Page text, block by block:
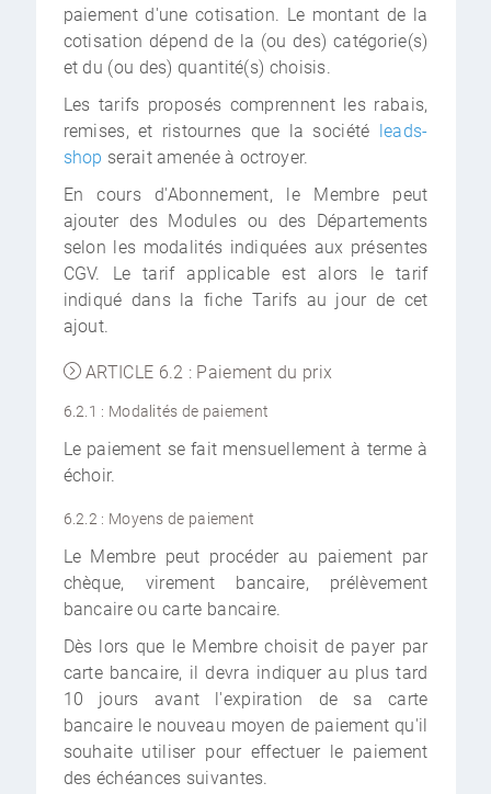
paiement d'une cotisation. Le montant de la
cotisation dépend de la (ou des) catégorie(s)
et du (ou des) quantité(s) choisis.
Les tarifs proposés comprennent les rabais,
remises, et ristournes que la société leads-
shop serait amenée à octroyer.
En cours d'Abonnement, le Membre peut
ajouter des Modules ou des Départements
selon les modalités indiquées aux présentes
CGV. Le tarif applicable est alors le tarif
indiqué dans la fiche Tarifs au jour de cet
ajout.
ARTICLE 6.2 : Paiement du prix
6.2.1 : Modalités de paiement
Le paiement se fait mensuellement à terme à
échoir.
6.2.2 : Moyens de paiement
Le Membre peut procéder au paiement par
chèque, virement bancaire, prélèvement
bancaire ou carte bancaire.
Dès lors que le Membre choisit de payer par
carte bancaire, il devra indiquer au plus tard
10 jours avant l'expiration de sa carte
bancaire le nouveau moyen de paiement qu'il
souhaite utiliser pour effectuer le paiement
des échéances suivantes.